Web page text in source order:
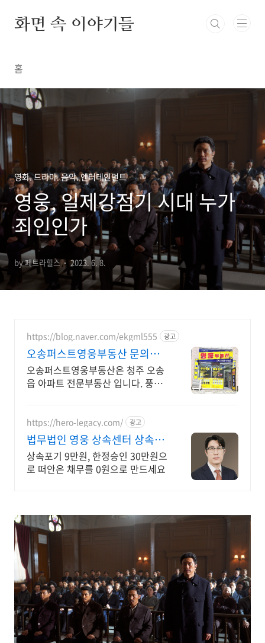
화면 속 이야기들
홈
영화. 드라마. 음악. 엔터테인먼트
영웅, 일제강점기 시대 누가
죄인인가
by 페트라힐스 2023. 6. 8.
https://blog.naver.com/ekgml555 광고
오송퍼스트영웅부동산 문의
O10 5428 2339
오송퍼스트영웅부동산은 청주 오송
읍 아파트 전문부동산 입니다. 풍부
공합니다.
https://hero-legacy.com/ 광고
법무법인 영웅 상속센터 상속포
기, 단 9만원으로
상속포기 9만원, 한정승인 30만원으
로 떠안은 채무를 0원으로 만드세요